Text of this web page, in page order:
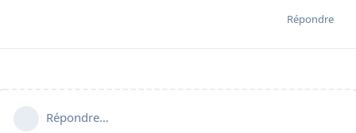
Répondre
Répondre…